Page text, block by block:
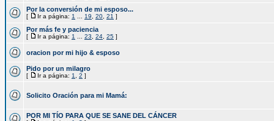
Por la conversión de mi esposo...
[ Ir a página: 1 19 20 21 ]
Por más fe y paciencia
[ Ir a página: 1 23 24 25 ]
oracion por mi hijo & esposo
Pido por un milagro
[ Ir a página: 1 2 ]
Solicito Oración para mi Mamá:
POR MI TÍO PARA QUE SE SANE DEL CÁNCER